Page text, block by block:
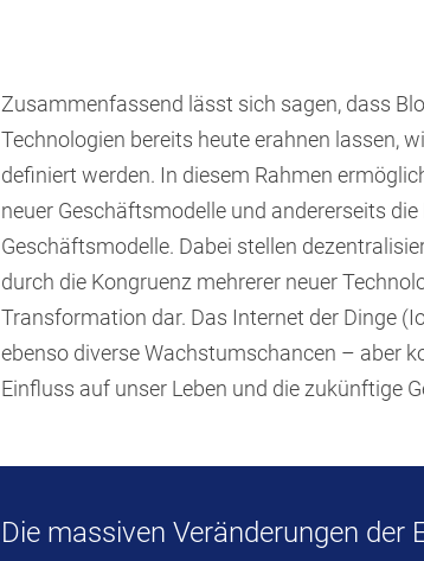
Zusammenfassend lässt sich sagen, dass
Technologien bereits heute erahnen lassen,
definiert werden. In diesem Rahmen
neuer Geschäftsmodelle und andererseits
Geschäftsmodelle. Dabei stellen
durch die Kongruenz mehrerer neuer
Transformation dar. Das Internet der Dinge
ebenso diverse Wachstumschancen – aber
Einfluss auf unser Leben und die zukünftige
Die massiven Veränderungen der